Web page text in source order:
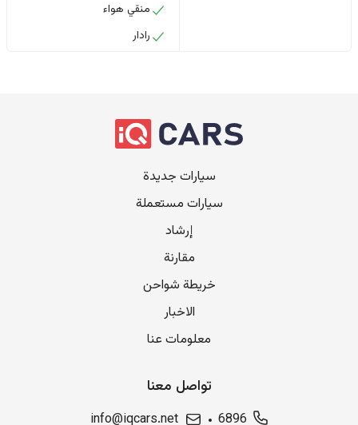
منقي هواء
رادار
سيارات جديدة
سيارات مستعملة
إرشاد
مقارنة
خريطة شواحن
الاخبار
معلومات عنا
تواصل معنا
6896
info@iqcars.net